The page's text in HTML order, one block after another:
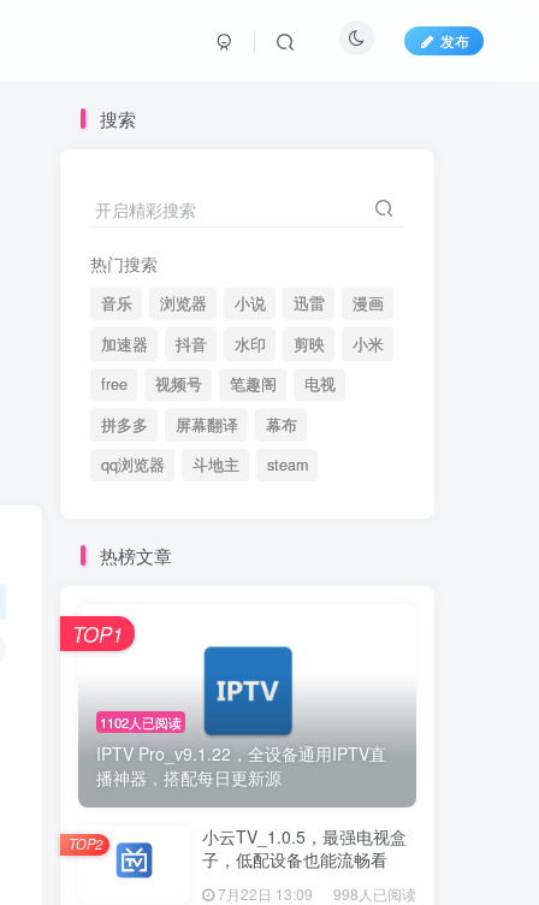
发布
搜索
开启精彩搜索
热门搜索
音乐 浏览器 小说 迅雷
漫画
加速器
抖音 水印 剪映
小米
free
视频号 笔趣阁
电视
拼多多
屏幕翻译
幕布
qq浏览器
斗地主 steam
热榜文章
1102人已阅读
IPTV Pro_v9.1.22，全设备通用IPTV直
播神器，搭配每日更新源
TOP1
小云TV_1.0.5，最强电视盒
子，低配设备也能流畅看
7月22日 13:09 998人已阅读
TOP2